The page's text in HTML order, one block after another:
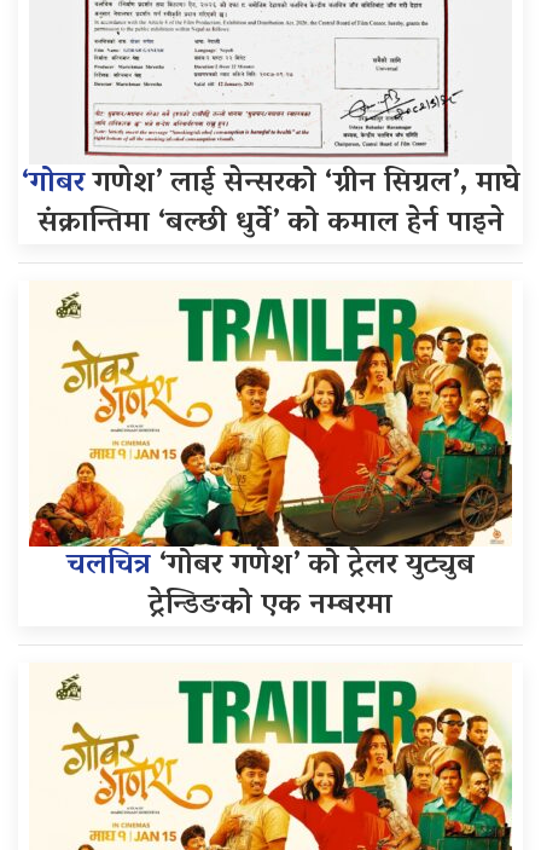
‘गोबरगणेश’ लाई सेन्सरको ‘ग्रीन सिग्नल’, माघे
संक्रान्तिमा ‘बल्छी धुर्वे’ को कमाल हेर्न पाइने
चलचित्र‘गोबर गणेश’ को ट्रेलर युट्युब
ट्रेन्डिङको एक नम्बरमा